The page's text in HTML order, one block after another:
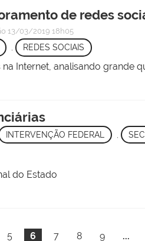
de redes
13/03/2019 18h05
, REDES SOCIAIS
Internet, analisando grande
INTERVENÇÃO FEDERAL
do Estado
5 6 7 8 9 ...